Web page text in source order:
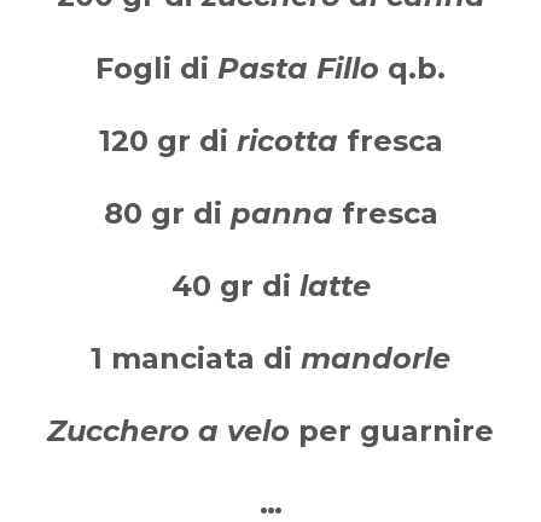
Fogli di Pasta Fillo q.b.
120 gr di ricotta fresca
80 gr di panna fresca
40 gr di latte
1 manciata di mandorle
Zucchero a velo per guarnire
…